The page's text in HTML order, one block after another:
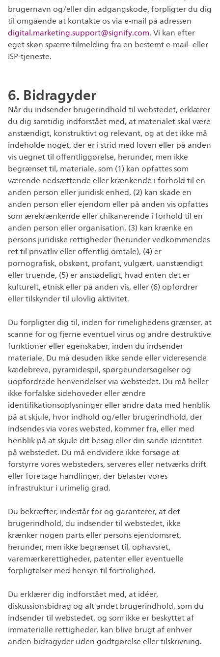
brugernavn og/eller din adgangskode, forpligter du dig
til omgående at kontakte os via e-mail på adressen
digital.marketing.support@signify.com. Vi kan efter
eget skøn spærre tilmelding fra en bestemt e-mail- eller
ISP-tjeneste.
6. Bidragyder
Når du indsender brugerindhold til webstedet, erklærer
du dig samtidig indforstået med, at materialet skal være
anstændigt, konstruktivt og relevant, og at det ikke må
indeholde noget, der er i strid med loven eller på anden
vis uegnet til offentliggørelse, herunder, men ikke
begrænset til, materiale, som (1) kan opfattes som
værende nedsættende eller krænkende i forhold til en
anden person eller juridisk enhed, (2) kan skade en
anden person eller ejendom eller på anden vis opfattes
som ærekrænkende eller chikanerende i forhold til en
anden person eller organisation, (3) kan krænke en
persons juridiske rettigheder (herunder vedkommendes
ret til privatliv eller offentlig omtale), (4) er
pornografisk, obskønt, profant, vulgært, uanstændigt
eller truende, (5) er anstødeligt, hvad enten det er
kulturelt, etnisk eller på anden vis, eller (6) opfordrer
eller tilskynder til ulovlig aktivitet.
Du forpligter dig til, inden for rimelighedens grænser, at
scanne for og fjerne eventuel virus og andre destruktive
funktioner eller egenskaber, inden du indsender
materiale. Du må desuden ikke sende eller videresende
kædebreve, pyramidespil, spørgeundersøgelser og
uopfordrede henvendelser via webstedet. Du må heller
ikke forfalske sidehoveder eller ændre
identifikationsoplysninger eller andre data med henblik
på at skjule, hvor indhold og/eller brugerindhold, der
indsendes via vores websted, kommer fra, eller med
henblik på at skjule dit besøg eller din sande identitet
på webstedet. Du må endvidere ikke forsøge at
forstyrre vores websteders, serveres eller netværks drift
eller foretage handlinger, der belaster vores
infrastruktur i urimelig grad.
Du bekræfter, indestår for og garanterer, at det
brugerindhold, du indsender til webstedet, ikke
krænker nogen parts eller persons ejendomsret,
herunder, men ikke begrænset til, ophavsret,
varemærkerettigheder, patenter eller eventuelle
forpligtelser med hensyn til fortrolighed.
Du erklærer dig indforstået med, at idéer,
diskussionsbidrag og alt andet brugerindhold, som du
indsender til webstedet, og som ikke er beskyttet af
immaterielle rettigheder, kan blive brugt af enhver
anden bidragyder uden godtgørelse eller tilskrivning.